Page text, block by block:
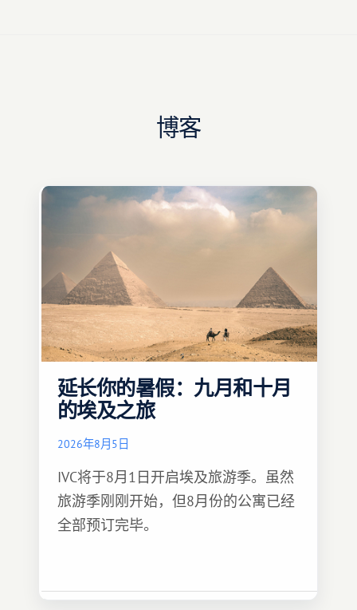
博客
延长你的暑假：九月和十月
的埃及之旅
2026年8月5日
IVC将于8月1日开启埃及旅游季。虽然
旅游季刚刚开始，但8月份的公寓已经
全部预订完毕。